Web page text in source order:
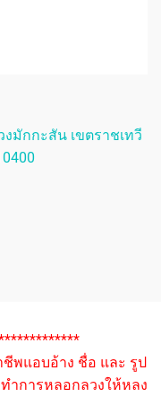
มักกะสัน เขตราชเทวี
พแอบอ้าง ชื่อ และ รูป
ำการหลอกลวงให้หลง